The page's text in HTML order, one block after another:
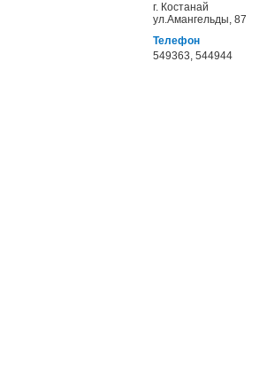
г. Костанай
ул.Амангельды, 87
Телефон
549363, 544944